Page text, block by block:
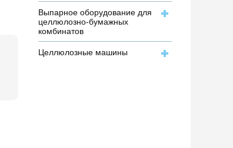
Выпарное оборудование для
целлюлозно-бумажных
комбинатов
Целлюлозные машины